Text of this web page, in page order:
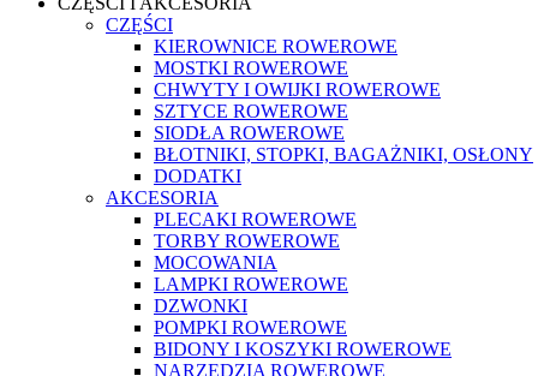
CZĘŚCI
KIEROWNICE ROWEROWE
MOSTKI ROWEROWE
CHWYTY I OWIJKI ROWEROWE
SZTYCE ROWEROWE
SIODŁA ROWEROWE
BŁOTNIKI, STOPKI, BAGAŻNIKI, OSŁONY
DODATKI
AKCESORIA
PLECAKI ROWEROWE
TORBY ROWEROWE
MOCOWANIA
LAMPKI ROWEROWE
DZWONKI
POMPKI ROWEROWE
BIDONY I KOSZYKI ROWEROWE
NARZĘDZIA ROWEROWE